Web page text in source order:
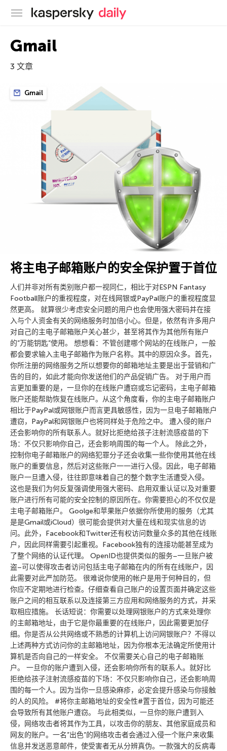
卡巴斯基官方博客
Gmail
3 文章
Gmail
将主电子邮箱账户的安全保护置于首位
人们并非对所有类别账户都一视同仁，相比于对ESPN Fantasy
Football账户的重视程度，对在线网银或PayPal账户的重视程度显
然更高。 就算很少考虑安全问题的用户也会使用强大密码并在接
入与个人资金有关的网络服务时加倍小心。但是，依然有许多用户
对自己的主电子邮箱账户关心甚少，甚至将其作为其他所有账户
的”万能钥匙”使用。 想想看：不管创建哪个网站的在线账户，一般
都会要求输入主电子邮箱作为账户名称。其中的原因众多。首先，
你所注册的网络服务之所以想要你的邮箱地址主要是出于营销和广
告的目的，如此才能向你发送他们的产品促销广告。 对于用户而
言更加重要的是，一旦你的在线账户遭窃或忘记密码，主电子邮箱
账户还能帮助恢复在线账户。从这个角度看，你的主电子邮箱账户
相比于PayPal或网银账户而言更具敏感性，因为一旦电子邮箱账户
遭窃，PayPal和网银账户也将同样处于危险之中。 遭入侵的账户
还会影响你的所有联系人。就好比拒绝给孩子注射流感疫苗的下
场：不仅只影响你自己，还会影响周围的每一个人。 除此之外，
控制你电子邮箱账户的网络犯罪分子还会收集一些你使用其他在线
账户的重要信息，然后对这些账户一一进行入侵。因此，电子邮箱
账户一旦遭入侵，往往即意味着自己的整个数字生活遭受入侵。
这也是我们为何反复强调使用强大密码、启用双重认证以及对重要
账户进行所有可能的安全控制的原因所在。你需要担心的不仅仅是
主电子邮箱账户。 Goolge和苹果账户依据你所使用的服务（尤其
是是Gmail或iCloud）很可能会提供对大量在线和现实信息的访
问。此外，Facebook和Twitter还有权访问数量众多的其他在线账
户，因此同样需要引起重视。Facebook独有的连接功能甚至成为
了整个网络的认证代理。 OpenID也提供类似的服务–一旦账户被
盗–可以使得攻击者访问包括主电子邮箱在内的所有在线账户，因
此需要对此严加防范。 很难说你使用的帐户是用于何种目的，但
你应不定期地进行检查。仔细查看自己账户的设置页面并确定这些
账户之间的相互联系以及连接第三方应用和网络服务的方式，并采
取相应措施。 长话短说：你需要以处理网银账户的方式来处理你
的主邮箱地址，由于它是你最重要的在线账户，因此需要更加仔
细。你是否从公共网络或不熟悉的计算机上访问网银账户？不得以
上述两种方式访问你的主邮箱地址，因为你根本无法确定所使用计
算机是否向自己的一样安全。 不仅需要关心自己的电子邮箱账
户。 一旦你的账户遭到入侵，还会影响你所有的联系人。就好比
拒绝给孩子注射流感疫苗的下场：不仅只影响你自己，还会影响周
围的每一个人。因为当你一旦感染麻疹，必定会提升感染与你接触
的人的风险。 #将你主邮箱地址的安全性#置于首位，因为可能还
会导致所有其他账户遭窃。 与此相类似，一旦你的账户遭到入
侵，网络攻击者将其作为工具，以攻击你的朋友、其他家庭成员和
网友的账户。一名”出色”的网络攻击者会通过入侵一个账户来收集
信息并发送恶意邮件，使受害者无从分辨真伪。一款强大的反病毒